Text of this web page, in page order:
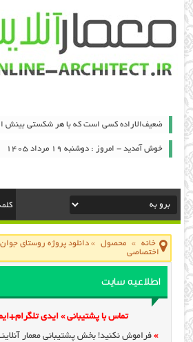
ضعیف‌الاراده کسی است که با هر شکستی بینش
خوش آمدید - امروز : دوشنبه ۱۹ مرداد ۱۴۰۵
خانه » محصول »دانلود پروژه روستای
اختصاصی
اطلاعیه سایت
تماس با پشتیبانی » ایدی
» فراموش نکنید! بخش پشتیبانی معمار